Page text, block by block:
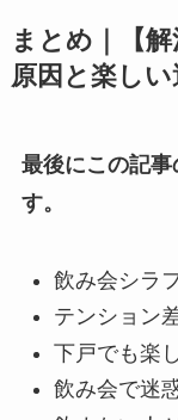
まとめ｜【
原因と楽し
最後にこの記
す。
飲み会シラ
テンション
下戸でも楽
飲み会で迷